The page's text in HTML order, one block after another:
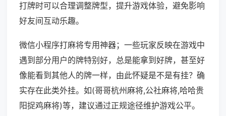
打牌时可以合理调整牌型，提升游戏体验，避免影响
好友间互动乐趣。
微信小程序打麻将专用神器；一些玩家反映在游戏中
遇到部分用户的牌特别好，总是能拿到好牌，甚至好
像能看到其他人的牌一样，由此怀疑是不是有挂？确
实存在此类外挂。如(哥哥杭州麻将,公社麻将,哈哈贵
阳捉鸡麻将)等，建议通过正规途径维护游戏公平。